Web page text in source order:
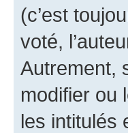
(c’est
voté,
Autrement,
modifier ou
les intitulés